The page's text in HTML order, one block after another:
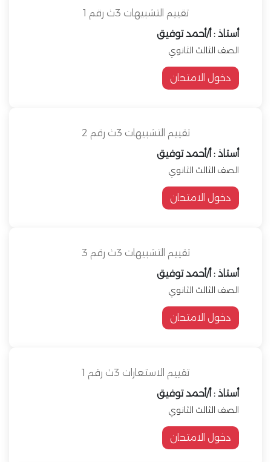
تقييم التشبيهات 3ث رقم 1
أستاذ : أ/أحمد توفيق
الصف الثالث الثانوي
دخول الامتحان
تقييم التشبيهات 3ث رقم 2
أستاذ : أ/أحمد توفيق
الصف الثالث الثانوي
دخول الامتحان
تقييم التشبيهات 3ث رقم 3
أستاذ : أ/أحمد توفيق
الصف الثالث الثانوي
دخول الامتحان
تقييم الاستعارات 3ث رقم 1
أستاذ : أ/أحمد توفيق
الصف الثالث الثانوي
دخول الامتحان